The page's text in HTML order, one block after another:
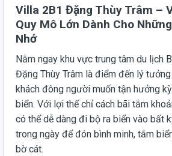
Villa 2B1 Đặng Thùy Trâm –
Quy Mô Lớn Dành Cho
Nhớ
Nằm ngay khu vực trung tâm du lịch
Đặng Thùy Trâm là điểm đến lý
khách đông người muốn tận hưởng
biển. Với lợi thế chỉ cách bãi tắm
có thể dễ dàng đi bộ ra biển vào bất
trong ngày để đón bình minh, tắm
bờ cát.